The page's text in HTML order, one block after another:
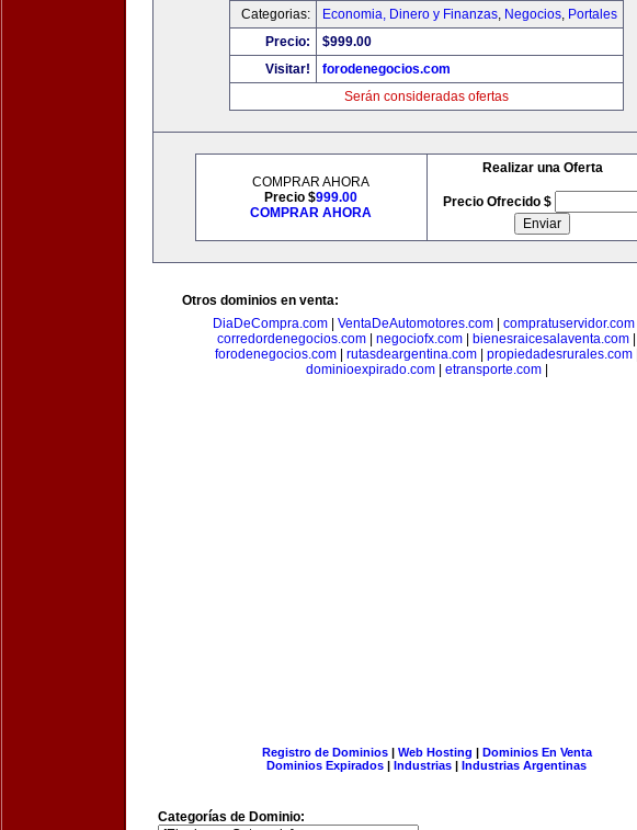
Categorias:
Economia, Dinero y Finanzas, Negocios, Portales
Precio:
$999.00
Visitar!
forodenegocios.com
Serán consideradas ofertas
COMPRAR AHORA
Precio $999.00
COMPRAR AHORA
Realizar una Oferta
Precio Ofrecido $
Otros dominios en venta:
DiaDeCompra.com| VentaDeAutomotores.com| compratuservidor.com|
corredordenegocios.com
negociofx.com bienesraicesalaventa.com
forodenegocios.com| rutasdeargentina.com| propiedadesrurales.com|
dominioexpirado.com| etransporte.com|
Registro de Dominios| Web Hosting | Dominios En Venta
Dominios Expirados | Industrias | Industrias Argentinas
Categorías de Dominio: